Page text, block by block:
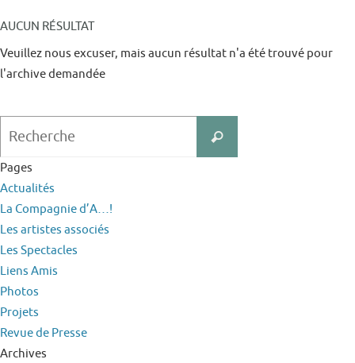
AUCUN RÉSULTAT
Veuillez nous excuser, mais aucun résultat n'a été trouvé pour
l'archive demandée
Recherche
Pages
Actualités
La Compagnie d’A…!
Les artistes associés
Les Spectacles
Liens Amis
Photos
Projets
Revue de Presse
Archives